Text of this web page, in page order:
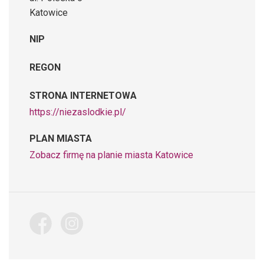
Katowice
NIP
REGON
STRONA INTERNETOWA
https://niezaslodkie.pl/
PLAN MIASTA
Zobacz firmę na planie miasta Katowice